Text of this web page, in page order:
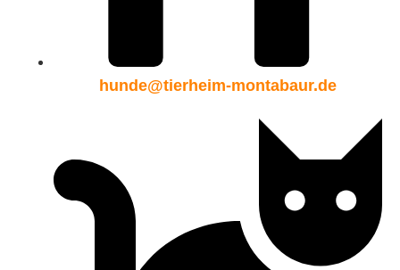
hunde@tierheim-montabaur.de